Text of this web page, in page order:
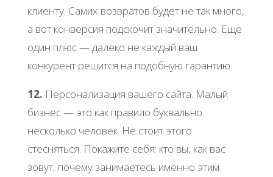
клиенту. Самих возвратов будет не так много,
а вот конверсия подскочит значительно. Ещё
один плюс — далеко не каждый ваш
конкурент решится на подобную гарантию.
12. Персонализация вашего сайта. Малый
бизнес — это как правило буквально
несколько человек. Не стоит этого
стесняться. Покажите себя: кто вы, как вас
зовут, почему занимаетесь именно этим